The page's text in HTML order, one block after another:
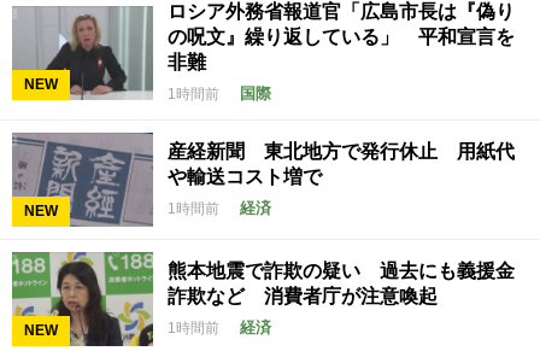
NEW
ロシア外務省報道官「広島市長は『偽り
の呪文』繰り返している」 平和宣言を
非難
1時間前 国際
NEW
産経新聞 東北地方で発行休止 用紙代
や輸送コスト増で
1時間前 経済
NEW
熊本地震で詐欺の疑い 過去にも義援金
詐欺など 消費者庁が注意喚起
1時間前 経済